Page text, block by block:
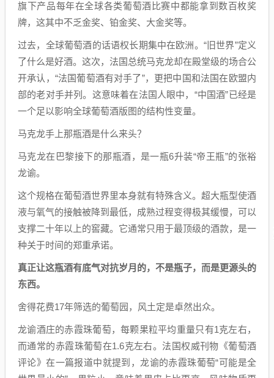
旗下产品每年在全球各类葡萄酒比赛中都能拿到数百枚奖
牌，这其中不乏金奖、铂金奖、大金奖等。
过去，全球葡萄酒的话语权长期集中在欧洲。“旧世界”定义
了什么是好酒。这次，法国总统马克龙却在殿堂级的场合公
开承认，“法国葡萄酒有对手了”，更把中国和法国在欧盟内
部的老对手并列。这意味着在法国人眼中，“中国酒”已经是
一个足以影响全球葡萄酒版图的结构性变量。
马克龙手上那瓶酒是什么来头？
马克龙在巴黎接下的那瓶酒，是一瓶6升装“帝王瓶”的张裕
龙谕。
这个规格在葡萄酒世界里本身就有特殊含义。超大瓶型使酒
液与氧气的接触被降到最低，成熟过程变得极其缓慢，可以
支撑二十年以上的窖藏。它通常只用于最顶级的酒款，是一
种关于时间的郑重承诺。
真正让这瓶酒有底气对抗岁月的，不是瓶子，而是更源头的
东西。
舍得花费17年筛选的葡萄园，风土定是卓然出众。
龙谕酒庄的赤霞珠葡萄，每颗果粒平均重量只有1克左右，
而通常的赤霞珠葡萄在1.6克左右。法国权威刊物《葡萄酒
评论》在一篇报道中就提到，龙谕的赤霞珠葡萄“可能是全